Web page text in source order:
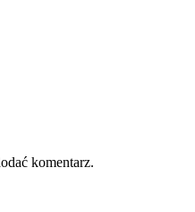
komentarz.